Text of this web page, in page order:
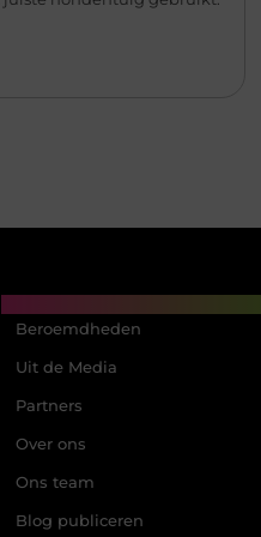
Beroemdheden
Uit de Media
Partners
Over ons
Ons team
Blog publiceren